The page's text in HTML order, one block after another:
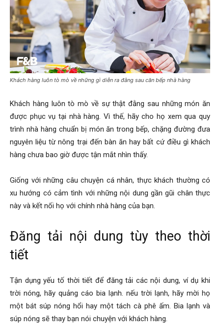
Khách hàng luôn tò mò về những gì diễn ra đằng sau căn bếp nhà hàng
Khách hàng luôn tò mò về sự thật đằng sau những món ăn
được phục vụ tại nhà hàng. Vì thế, hãy cho họ xem qua quy
trình nhà hàng chuẩn bị món ăn trong bếp, chặng đường đưa
nguyên liệu từ nông trại đến bàn ăn hay bất cứ điều gì khách
hàng chưa bao giờ được tận mắt nhìn thấy.
Giống với những câu chuyện cá nhân, thực khách thường có
xu hướng có cảm tình với những nội dung gần gũi chân thực
này và kết nối họ với chính nhà hàng của bạn.
Đăng tải nội dung tùy theo thời
tiết
Tận dụng yếu tố thời tiết để đăng tải các nội dung, ví dụ khi
trời nóng, hãy quảng cáo bia lạnh. nếu trời lạnh, hãy mời họ
một bát súp nóng hổi hay một tách cà phê ấm. Bia lạnh và
súp nóng sẽ thay bạn nói chuyện với khách hàng.